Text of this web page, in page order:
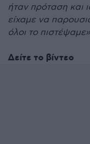
ήταν πρόταση και
είχαμε να
όλοι το
Δείτε το βίντεο